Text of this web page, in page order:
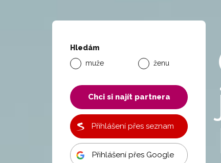
Hledám
muže
ženu
Chci si najít partnera
Přihlášení přes seznam
Přihlášení přes Google